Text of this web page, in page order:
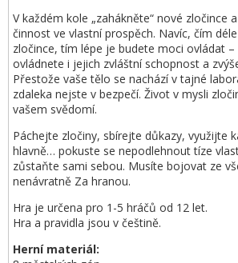
V každém kole „zahákněte“ nové zločince
činnost ve vlastní prospěch. Navíc, čím
zločince, tím lépe je budete moci ovládat
ovládnete i jejich zvláštní schopnost a
Přestože vaše tělo se nachází v tajné
zdaleka nejste v bezpečí. Život v mysli
vašem svědomí.
Páchejte zločiny, sbírejte důkazy, využijte
hlavně… pokuste se nepodlehnout tíze
zůstaňte sami sebou. Musíte bojovat ze
nenávratně Za hranou.
Hra je určena pro 1-5 hráčů od 12 let.
Hra a pravidla jsou v češtině.
Herní materiál: